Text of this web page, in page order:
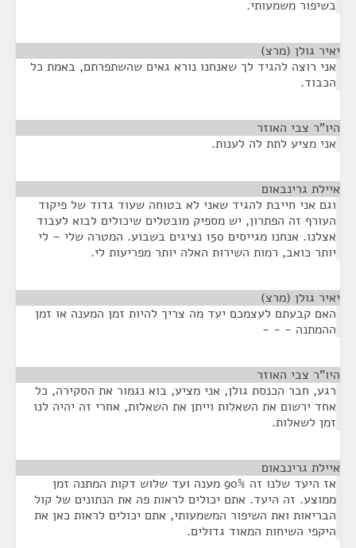
בשיפור משמעותי.
יאיר גולן (מרצ)
אני רוצה להגיד לך שאנחנו נורא גאים שהשתפרתם, באמת כל
הכבוד.
היו"ר צבי האוזר
אני מציע לתת לה לענות.
איילת גרינבאום
וגם אני חייבת להגיד שאני לא בטוחה שעוד גדוד של פיקוד
העורף זה הפתרון, יש מספיק מובטלים שיכולים לבוא לעבוד
אצלנו. אנחנו מגייסים 150 נציגים בשבוע. המטרה שלי – לי
יותר כואב, רמות השירות האלה יותר מפריעות לי.
יאיר גולן (מרצ)
האם קבעתם לעצמכם יעד מה צריך להיות זמן המענה או זמן
ההמתנה - - -
היו"ר צבי האוזר
רגע, חבר הכנסת גולן, אני מציע, בוא נגמור את הסקירה, כל
אחד ירשום את השאלות וייתן את השאלות, אחרי זה יהיה לנו
זמן לשאלות.
איילת גרינבאום
אז היעד שלנו זה 90% מענה ועד שלוש דקות המתנה זמן
ממוצע. זה היעד. אתם יכולים לראות פה את הנתונים של קול
הבריאות ואת השיפור המשמעותי, אתם יכולים לראות כאן את
היקפי השיחות המאוד גדולים.